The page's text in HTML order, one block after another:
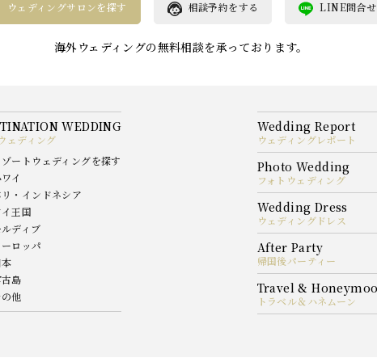
ウェディングサロンを探す 相談予約をする LINE問合せ
海外ウェディングの無料相談を承っております。
ェディング
ートウェディングを探す
イ
・インドネシア
王国
ディブ
ロッパ
島
他
ウェディングレポート
フォトウェディング
ウェディングドレス
帰国後パーティー
トラベル＆ハネムーン